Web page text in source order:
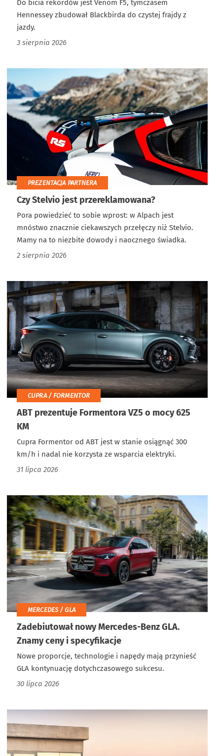
Do bicia rekordów jest Venom F5, tymczasem
Hennessey zbudował Blackbirda do czystej frajdy z
jazdy.
3 sierpnia 2026
PREZENTACJA PARTNERA
Czy Stelvio jest przereklamowana?
Pora powiedzieć to sobie wprost: w Alpach jest
mnóstwo znacznie ciekawszych przełęczy niż Stelvio.
Mamy na to niezbite dowody i naocznego świadka.
2 sierpnia 2026
CUPRA / FORMENTOR
ABT prezentuje Formentora VZ5 o mocy 625
KM
Cupra Formentor od ABT jest w stanie osiągnąć 300
km/h i nadal nie korzysta ze wsparcia elektryki.
31 lipca 2026
MERCEDES / GLA
Zadebiutował nowy Mercedes-Benz GLA.
Znamy ceny i specyfikacje
Nowe proporcje, technologie i napędy mają przynieść
GLA kontynuację dotychczasowego sukcesu.
30 lipca 2026